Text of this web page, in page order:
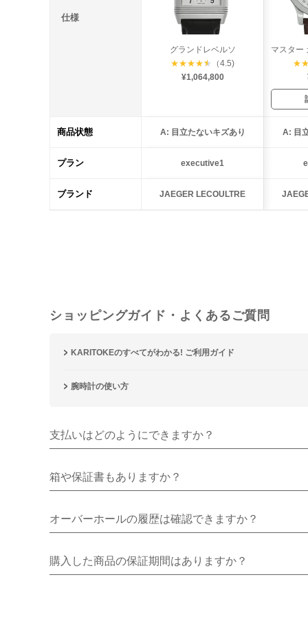
仕様
グランドレベルソ
★★★★★
（4.5)
¥1,064,800
★
商品状態 A: 目立たないキズあり A: 目
プラン executive1
ブランド JAEGER LECOULTRE
ショッピングガイド・よくあるご質問
KARITOKEのすべてがわかる! ご利用ガイド
腕時計の使い方
支払いはどのようにできますか？
箱や保証書もありますか？
オーバーホールの履歴は確認できますか？
購入した商品の保証期間はありますか？